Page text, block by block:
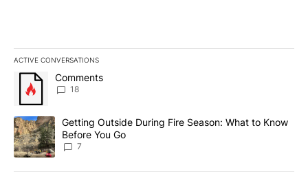
ACTIVE CONVERSATIONS
The following is a list of the most commented articles in the last
A trending article titled "Comments" with 18 comments.
Comments
18
A trending article titled "Getting Outside During Fire Season:
Getting Outside During Fire Season: What to Know
Before You Go
7